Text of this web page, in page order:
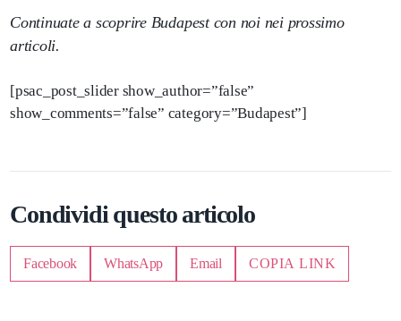
Continuate a scoprire Budapest con noi nei prossimo
articoli.
[psac_post_slider show_author=”false”
show_comments=”false” category=”Budapest”]
Condividi questo articolo
Facebook WhatsApp Email COPIA LINK